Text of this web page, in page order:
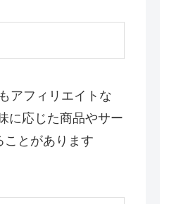
アフィリエイトな
に応じた商品やサー
ことがあります